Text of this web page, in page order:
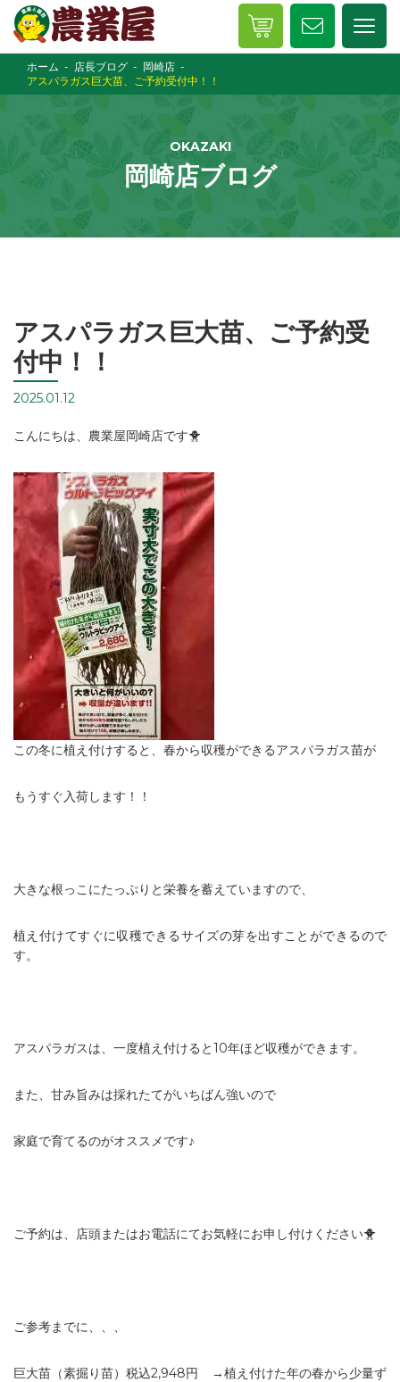
ホーム 店長ブログ
岡崎店
アスパラガス巨大苗、ご予約受付中！！
OKAZAKI
岡崎店ブログ
アスパラガス巨大苗、ご予約受
付中！！
2025.01.12
こんにちは、農業屋岡崎店です🐥
この冬に植え付けすると、春から収穫ができるアスパラガス苗が
もうすぐ入荷します！！
大きな根っこにたっぷりと栄養を蓄えていますので、
植え付けてすぐに収穫できるサイズの芽を出すことができるので
す。
アスパラガスは、一度植え付けると10年ほど収穫ができます。
また、甘み旨みは採れたてがいちばん強いので
家庭で育てるのがオススメです♪
ご予約は、店頭またはお電話にてお気軽にお申し付けください🐥
ご参考までに、、、
巨大苗（素掘り苗）税込2,948円 →植え付けた年の春から少量ず